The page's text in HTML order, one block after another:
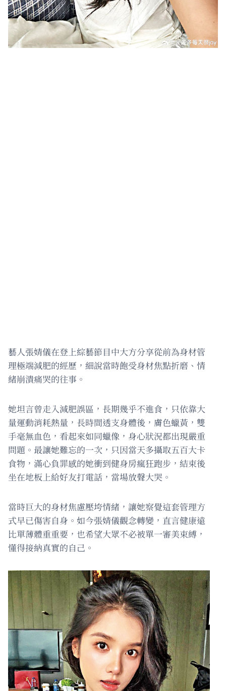
藝人張婧儀在登上綜藝節目中大方分享從前為身材管
理極端減肥的經歷，細說當時飽受身材焦點折磨、情
緒崩潰痛哭的往事。
她坦言曾走入減肥誤區，長期幾乎不進食，只依靠大
量運動消耗熱量，長時間透支身體後，膚色蠟黃，雙
手毫無血色，看起來如同蠟像，身心狀況都出現嚴重
問題。最讓她難忘的一次，只因當天多攝取五百大卡
食物，滿心負罪感的她衝到健身房瘋狂跑步，結束後
坐在地板上給好友打電話，當場放聲大哭。
當時巨大的身材焦慮壓垮情緒，讓她察覺這套管理方
式早已傷害自身。如今張婧儀觀念轉變，直言健康遠
比單薄體重重要，也希望大眾不必被單一審美束縛，
懂得接納真實的自己。